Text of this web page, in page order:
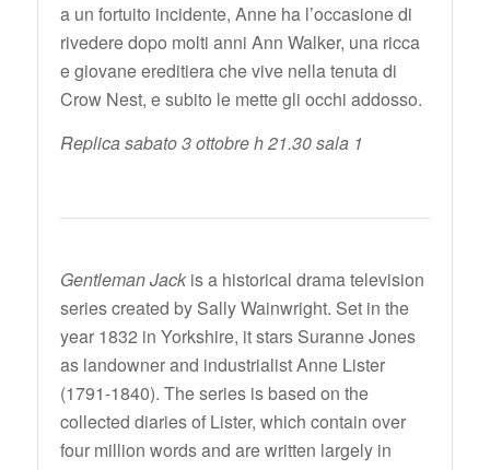
a un fortuito incidente, Anne ha l’occasione di
rivedere dopo molti anni Ann Walker, una ricca
e giovane ereditiera che vive nella tenuta di
Crow Nest, e subito le mette gli occhi addosso.
Replica sabato 3 ottobre h 21.30 sala 1
Gentleman Jackis a historical drama television
series created by Sally Wainwright. Set in the
year 1832 in Yorkshire, it stars Suranne Jones
as landowner and industrialist Anne Lister
(1791-1840). The series is based on the
collected diaries of Lister, which contain over
four million words and are written largely in